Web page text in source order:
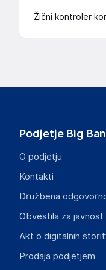
Žični kontroler
Podjetje Big
O podjetju
Kontakti
Družbena
Obvestila za javnost
Akt o digitalnih
Prodaja podjetjem